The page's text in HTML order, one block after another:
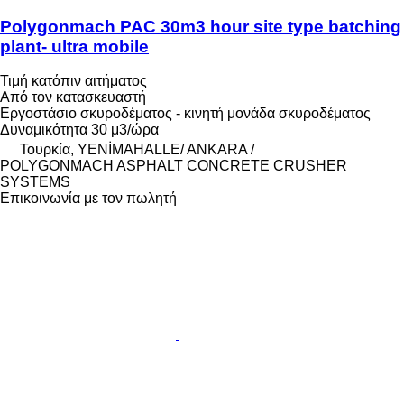
Polygonmach PAC 30m3 hour site type batching
plant- ultra mobile
Τιμή κατόπιν αιτήματος
Από τον κατασκευαστή
Εργοστάσιο σκυροδέματος - κινητή μονάδα σκυροδέματος
Δυναμικότητα 30 μ3/ώρα
Τουρκία, YENİMAHALLE/ ANKARA /
POLYGONMACH ASPHALT CONCRETE CRUSHER
SYSTEMS
Επικοινωνία με τον πωλητή